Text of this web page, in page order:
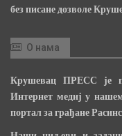
без писане дозволе
О нама
Крушевац ПРЕСС је
Интернет медиј у
портал за грађане